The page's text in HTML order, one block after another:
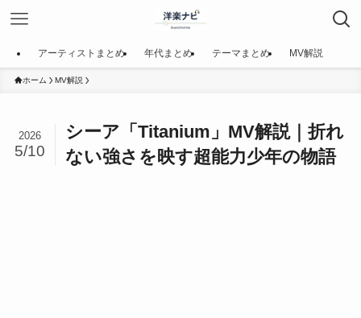
アーティストまとめ 年代まとめ テーマまとめ MV解説
ホーム MV解説
シーア「Titanium」MV解説｜折れ
ない強さを映す超能力少年の物語
2026
5/10